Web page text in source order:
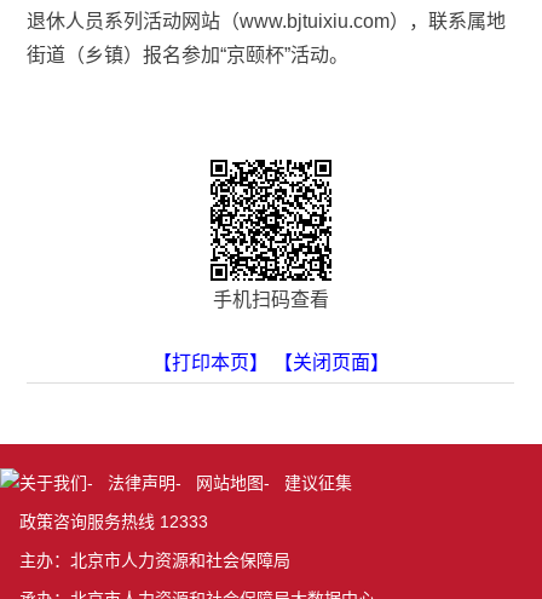
退休人员系列活动网站（www.bjtuixiu.com），联系属地
街道（乡镇）报名参加“京颐杯”活动。
手机扫码查看
【打印本页】 【关闭页面】
关于我们- 法律声明- 网站地图- 建议征集
政策咨询服务热线 12333
主办：北京市人力资源和社会保障局